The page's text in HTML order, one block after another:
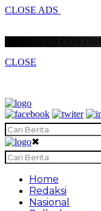
CLOSE ADS
SCROLL TO
CLOSE
✖
Home
Redaksi
Nasional